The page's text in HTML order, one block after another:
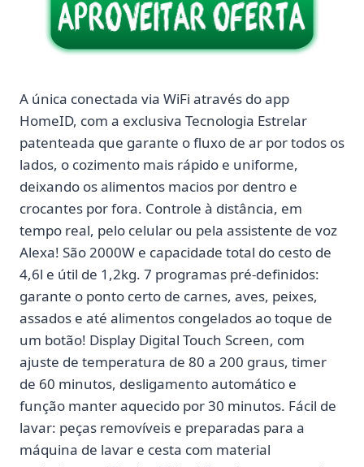
A única conectada via WiFi através do app
HomeID, com a exclusiva Tecnologia Estrelar
patenteada que garante o fluxo de ar por todos os
lados, o cozimento mais rápido e uniforme,
deixando os alimentos macios por dentro e
crocantes por fora. Controle à distância, em
tempo real, pelo celular ou pela assistente de voz
Alexa! São 2000W e capacidade total do cesto de
4,6l e útil de 1,2kg. 7 programas pré-definidos:
garante o ponto certo de carnes, aves, peixes,
assados e até alimentos congelados ao toque de
um botão! Display Digital Touch Screen, com
ajuste de temperatura de 80 a 200 graus, timer
de 60 minutos, desligamento automático e
função manter aquecido por 30 minutos. Fácil de
lavar: peças removíveis e preparadas para a
máquina de lavar e cesta com material